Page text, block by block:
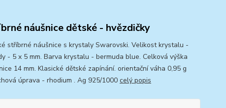
náušnice dětské - hvězdičky
stříbrné náušnice s krystaly Swarovski. Velikost krystalu -
- 5 x 5 mm. Barva krystalu - bermuda blue. Celková výška
14 mm. Klasické dětské zapínání. orientační váha 0,95 g
úprava - rhodium . Ag 925/1000 celý popis